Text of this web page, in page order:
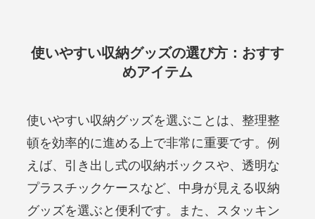
使いやすい収納グッズの選び方：おすす
めアイテム
使いやすい収納グッズを選ぶことは、整理整
頓を効率的に進める上で非常に重要です。例
えば、引き出し式の収納ボックスや、透明な
プラスチックケースなど、中身が見える収納
グッズを選ぶと便利です。また、スタッキン